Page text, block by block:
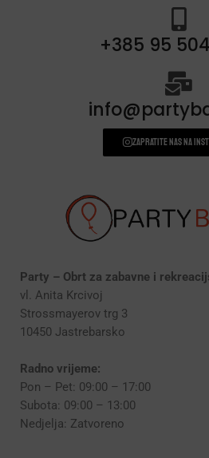
+385 95
Zapratite nas na
Party – Obrt za zabavne i
vl. Anita Krcivoj
Strossmayerov trg 3
10450 Jastrebarsko
Radno vrijeme:
Pon – Pet: 09:00 – 17:00
Subota: 09:00 – 13:00
Nedjelja: Zatvoreno